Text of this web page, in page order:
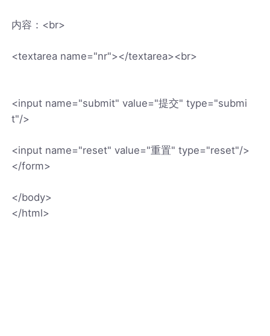
内容：<br>
<textarea name="nr"></textarea><br>
<input name="submit" value="提交" type="submi
t"/>
<input name="reset" value="重置" type="reset"/>
</form>
</body>
</html>